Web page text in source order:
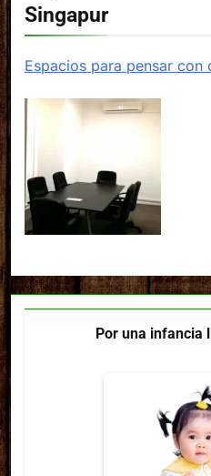
Singapur
Espacios para pensar con
Por una infancia